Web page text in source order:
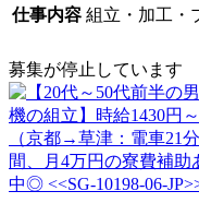
仕事内容 組立・加工・
募集が停止しています